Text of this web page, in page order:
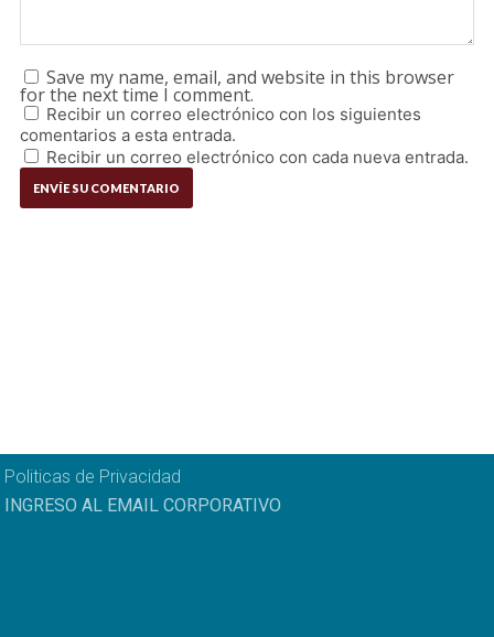
Save my name, email, and website in this browser
for the next time I comment.
Recibir un correo electrónico con los siguientes
comentarios a esta entrada.
Recibir un correo electrónico con cada nueva entrada.
Politicas de Privacidad
INGRESO AL EMAIL CORPORATIVO